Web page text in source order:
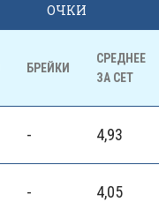
ОЧКИ
БРЕЙКИ
СРЕДНЕЕ
ЗА СЕТ
- 4,93
- 4,05